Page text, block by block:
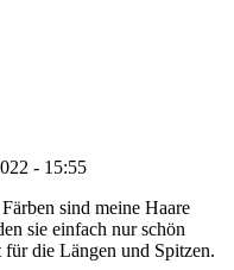
- 15:55
sind meine Haare
sie einfach nur schön
die Längen und Spitzen.